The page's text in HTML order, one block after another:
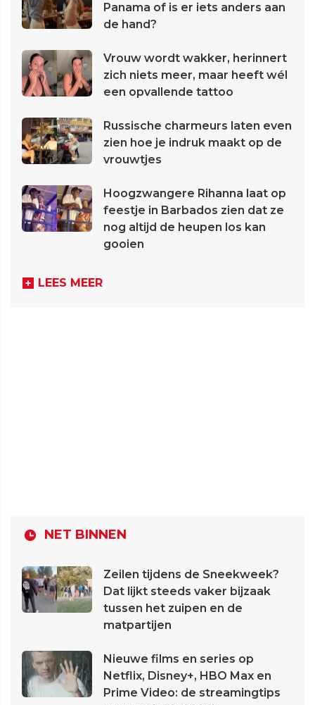
Panama of is er iets anders aan
de hand?
Vrouw wordt wakker, herinnert
zich niets meer, maar heeft wél
een opvallende tattoo
Russische charmeurs laten even
zien hoe je indruk maakt op de
vrouwtjes
Hoogzwangere Rihanna laat op
feestje in Barbados zien dat ze
nog altijd de heupen los kan
gooien
LEES MEER
NET BINNEN
Zeilen tijdens de Sneekweek?
Dat lijkt steeds vaker bijzaak
tussen het zuipen en de
matpartijen
Nieuwe films en series op
Netflix, Disney+, HBO Max en
Prime Video: de streamingtips